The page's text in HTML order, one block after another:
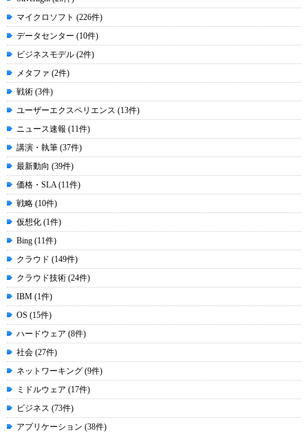
マイクロソフト (226件)
データセンター (10件)
ビジネスモデル (2件)
メタファ (2件)
戦術 (3件)
ユーザーエクスペリエンス (13件)
ニュース速報 (11件)
講演・執筆 (37件)
最新動向 (39件)
価格・SLA (11件)
戦略 (10件)
仮想化 (1件)
Bing (11件)
クラウド (149件)
クラウド技術 (24件)
IBM (1件)
OS (15件)
ハードウェア (8件)
社会 (27件)
ネットワーキング (9件)
ミドルウェア (17件)
ビジネス (73件)
アプリケーション (38件)